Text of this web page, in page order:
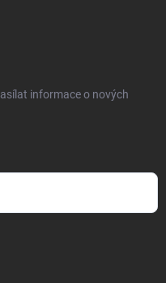
informace o nových